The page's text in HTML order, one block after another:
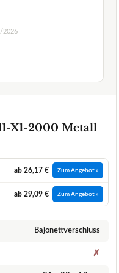
2026
X1-2000 Metall
ab 26,17 € Zum Angebot »
ab 29,09 € Zum Angebot »
Bajonettverschluss
✗